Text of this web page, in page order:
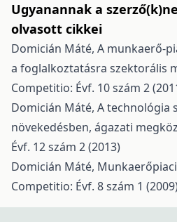
Ugyanannak a
olvasott cikkei
Domicián Máté, A munkaerő-
a foglalkoztatásra szektorális
Competitio: Évf. 10 szám 2
Domicián Máté, A technológia
növekedésben, ágazati
Évf. 12 szám 2 (2013)
Domicián Máté,
Competitio: Évf. 8 szám 1